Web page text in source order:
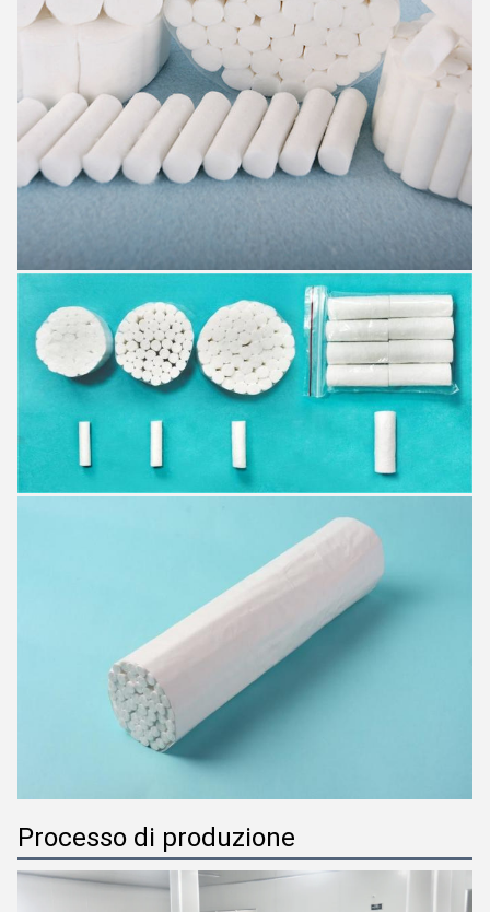
Processo di produzione